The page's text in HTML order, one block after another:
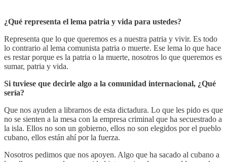
¿Qué representa el lema patria y vida para ustedes?
Representa que lo que queremos es a nuestra patria y vivir. Es todo
lo contrario al lema comunista patria o muerte. Ese lema lo que hace
es restar porque es la patria o la muerte, nosotros lo que queremos es
sumar, patria y vida.
Si tuviese que decirle algo a la comunidad internacional, ¿Qué
sería?
Que nos ayuden a librarnos de esta dictadura. Lo que les pido es que
no se sienten a la mesa con la empresa criminal que ha secuestrado a
la isla. Ellos no son un gobierno, ellos no son elegidos por el pueblo
cubano, ellos están ahí por la fuerza.
Nosotros pedimos que nos apoyen. Algo que ha sacado al cubano a